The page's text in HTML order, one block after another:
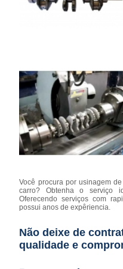
Você procura por usinagem
carro? Obtenha o serviço
Oferecendo serviços com
possui anos de expêriencia.
Não deixe de
qualidade e